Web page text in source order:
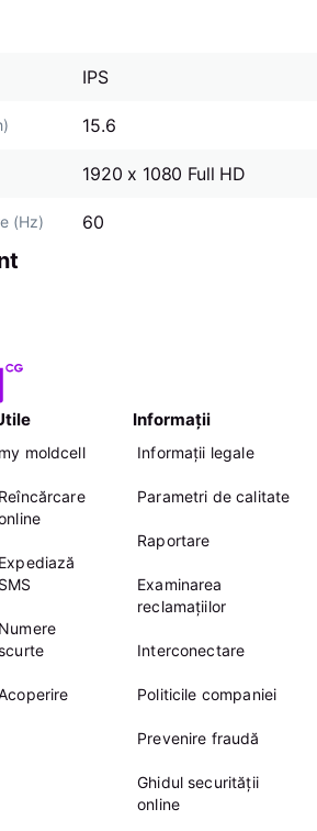
IPS
15.6
1920 x 1080 Full HD
(Hz) 60
my moldcell
Reîncărcare
Expediază
SMS
Numere
Informații
Informații legale
Parametri de calitate
Raportare
Examinarea
reclamațiilor
Interconectare
Politicile companiei
Prevenire fraudă
Ghidul securității
online